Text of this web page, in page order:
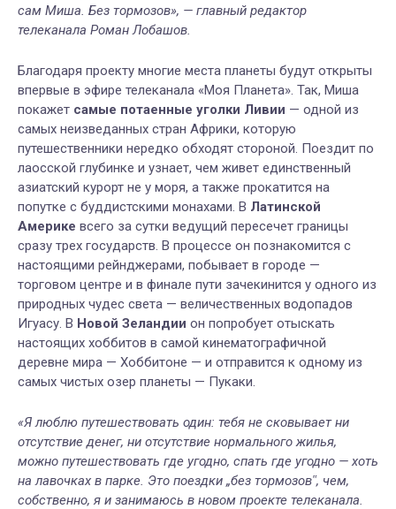
сам Миша. Без тормозов», — главный редактор
телеканала Роман Лобашов.
Благодаря проекту многие места планеты будут открыты
впервые в эфире телеканала «Моя Планета». Так, Миша
покажет самые потаенные уголки Ливии — одной из
самых неизведанных стран Африки, которую
путешественники нередко обходят стороной. Поездит по
лаосской глубинке и узнает, чем живет единственный
азиатский курорт не у моря, а также прокатится на
попутке с буддистскими монахами. В Латинской
Америке всего за сутки ведущий пересечет границы
сразу трех государств. В процессе он познакомится с
настоящими рейнджерами, побывает в городе —
торговом центре и в финале пути зачекинится у одного из
природных чудес света — величественных водопадов
Игуасу. В Новой Зеландии он попробует отыскать
настоящих хоббитов в самой кинематографичной
деревне мира — Хоббитоне — и отправится к одному из
самых чистых озер планеты — Пукаки.
«Я люблю путешествовать один: тебя не сковывает ни
отсутствие денег, ни отсутствие нормального жилья,
можно путешествовать где угодно, спать где угодно — хоть
на лавочках в парке. Это поездки „без тормозов‟, чем,
собственно, я и занимаюсь в новом проекте телеканала.